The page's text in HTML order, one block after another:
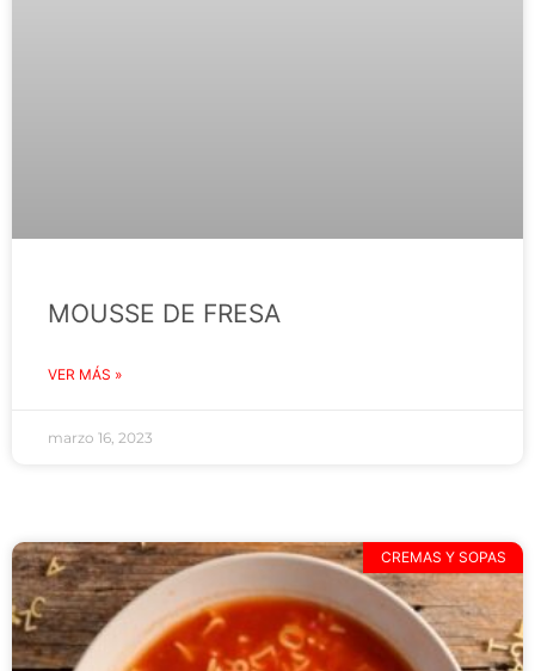
MOUSSE DE FRESA
VER MÁS »
marzo 16, 2023
CREMAS Y SOPAS